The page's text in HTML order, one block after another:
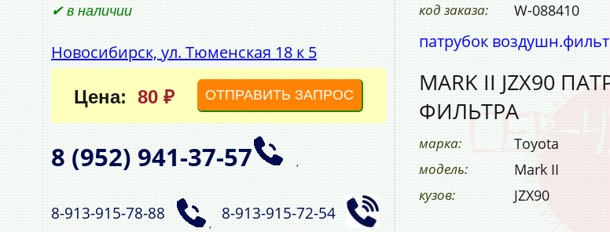
✔ в наличии
Новосибирск, ул. Тюменская 18 к 5
Цена: 80 ₽ ОТПРАВИТЬ ЗАПРОС
8 (952)941‑37‑57 ,
8‑913‑915‑78‑88
,
8‑913‑915‑72‑54
код заказа: W-088410
патрубок
MARK II JZX90
ФИЛЬТРА
марка: Toyota
модель: Mark II
кузов: JZX90